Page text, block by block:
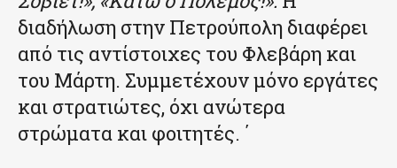
διαδήλωση στην Πετρούπολη διαφέρει
από τις αντίστοιχες του Φλεβάρη και
του Μάρτη. Συμμετέχουν μόνο εργάτες
και στρατιώτες, όχι ανώτερα
στρώματα και φοιτητές. ΄